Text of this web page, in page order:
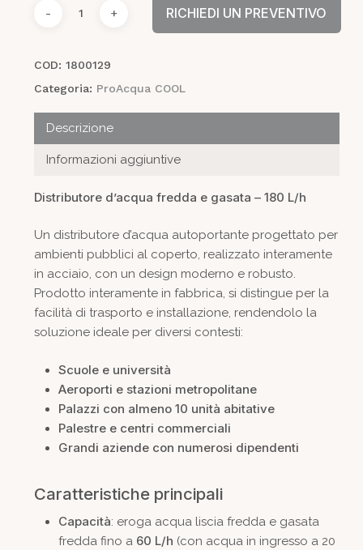
RICHIEDI UN PREVENTIVO
COD: 1800129
Categoria: ProAcqua COOL
Descrizione
Informazioni aggiuntive
Distributore d’acqua fredda e gasata – 180 L/h
Un distributore d’acqua autoportante progettato per
ambienti pubblici al coperto, realizzato interamente
in acciaio, con un design moderno e robusto.
Prodotto interamente in fabbrica, si distingue per la
facilità di trasporto e installazione, rendendolo la
soluzione ideale per diversi contesti:
Scuole e università
Aeroporti e stazioni metropolitane
Palazzi con almeno 10 unità abitative
Palestre e centri commerciali
Grandi aziende con numerosi dipendenti
Caratteristiche principali
Capacità: eroga acqua liscia fredda e gasata
fredda fino a 60 L/h (con acqua in ingresso a 20